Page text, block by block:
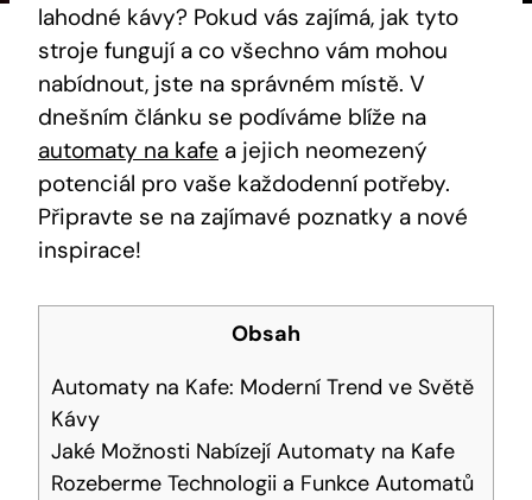
lahodné kávy? Pokud vás zajímá, ​jak tyto⁢
stroje fungují a co všechno vám mohou
nabídnout, jste na správném místě. ⁤V
dnešním článku se podíváme blíže na
automaty na kafe a jejich‍ neomezený
potenciál⁤ pro​ vaše každodenní potřeby.
Připravte se ⁤na zajímavé poznatky a nové
inspirace!
Obsah
Automaty na Kafe: ‌Moderní Trend ve Světě
Kávy
Jaké Možnosti​ Nabízejí Automaty na ‍Kafe
Rozeberme Technologii​ a Funkce Automatů